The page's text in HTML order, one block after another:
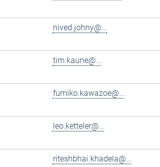
nived.johny@...
tim.kaune@...
fumiko.kawazoe@...
leo.ketteler@...
riteshbhai.khadela@...